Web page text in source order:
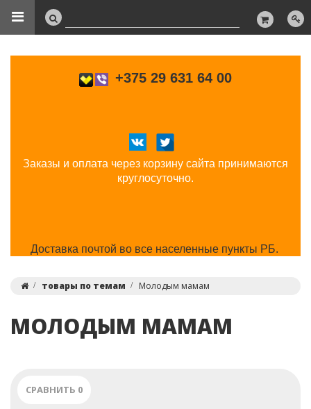
+375 29 631 64 00
Заказы и оплата через корзину сайта принимаются
круглосуточно.
Доставка почтой во все населенные пункты РБ.
товары по темам Молодым мамам
МОЛОДЫМ МАМАМ
СРАВНИТЬ 0